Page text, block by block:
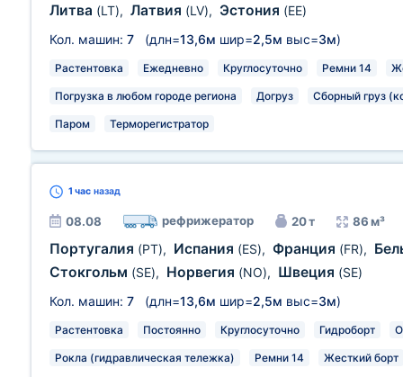
Литва (LT), Латвия (LV), Эстония (EE)
Кол. машин: 7 (длн=13,6м шир=2,5м выс=3м)
Растентовка Ежедневно Круглосуточно Ремни 14
Погрузка в любом городе региона Догруз Сборный груз
Паром Терморегистратор
1 час назад
08.08 рефрижератор 20 т 86 м³
Португалия (PT), Испания (ES), Франция (FR),
Стокгольм (SE), Норвегия (NO), Швеция (SE)
Кол. машин: 7 (длн=13,6м шир=2,5м выс=3м)
Растентовка Постоянно Круглосуточно Гидроборт
Рокла (гидравлическая тележка) Ремни 14 Жесткий борт